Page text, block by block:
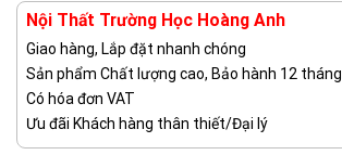
Nội Thất Trường Học Hoàng Anh
Giao hàng, Lắp đặt nhanh chóng
Sản phẩm Chất lượng cao, Bảo hành 12 tháng
Có hóa đơn VAT
Ưu đãi Khách hàng thân thiết/Đại lý